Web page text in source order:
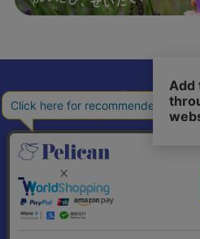
個人情報の取り扱いについて